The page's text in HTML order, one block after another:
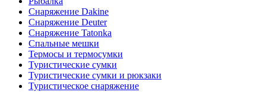
Снаряжение Dakine
Снаряжение Deuter
Снаряжение Tatonka
Спальные мешки
Термосы и термосумки
Туристические сумки
Туристические сумки и рюкзаки
Туристическое снаряжение